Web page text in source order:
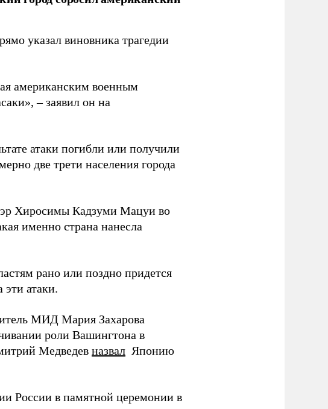
указал виновника трагедии
американским военным
– заявил он на
атаки погибли или получили
две трети населения города
Хиросимы Кадзуми Мацуи во
именно страна нанесла
рано или поздно придется
эти атаки.
МИД Мария Захарова
роли Вашингтона в
Медведев назвал Японию
России в памятной церемонии в